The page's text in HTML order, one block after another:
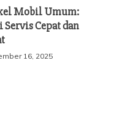
Mobil Umum:
Servis Cepat dan
16, 2025